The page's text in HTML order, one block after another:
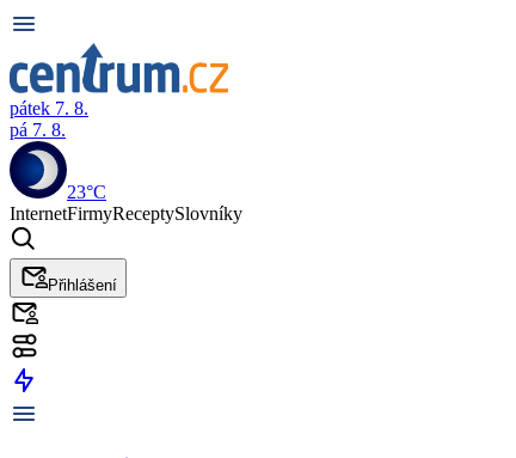
pátek 7. 8.
pá 7. 8.
23°C
InternetFirmyReceptySlovníky
Přihlášení